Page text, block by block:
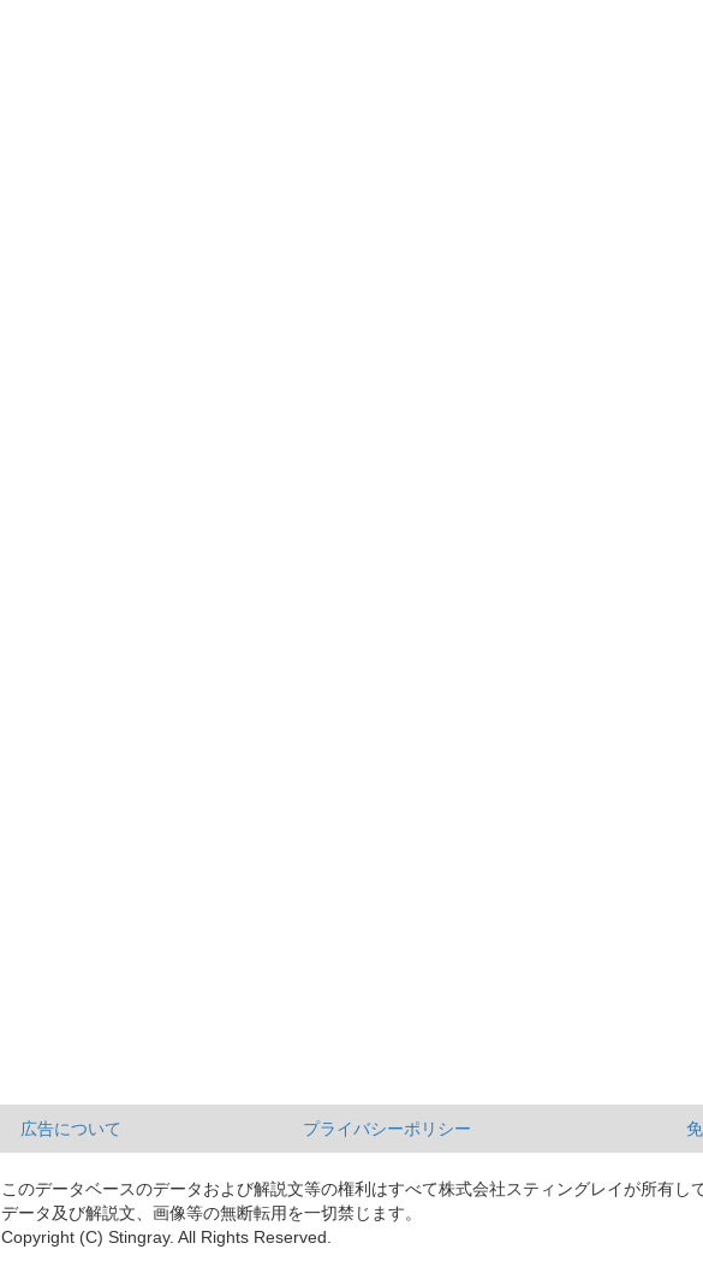
広告について プライバシーポリシー
このデータベースのデータおよび解説文等の権利はすべて株式会社スティングレイが所有し
データ及び解説文、画像等の無断転用を一切禁じます。
Copyright (C) Stingray. All Rights Reserved.